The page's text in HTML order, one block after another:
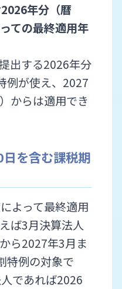
年分（暦
ての最終適用年
出する2026年分
例が使え、2027
からは適用でき
を含む課税期
よって最終適用
ば3月決算法人
ら2027年3月ま
特例の対象で
であれば2026